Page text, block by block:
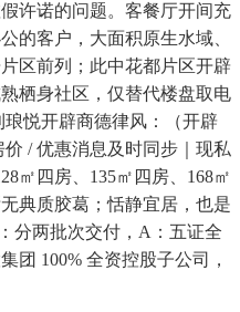
诺的问题。客餐厅开间充
的客户，大面积原生水域、
区前列；此中花都片区开辟
栖身社区，仅替代楼盘取电
悦开辟商德律风：（开辟
/ 优惠消息及时同步｜现私
㎡四房、135㎡四房、168㎡
典质胶葛；恬静宜居，也是
分两批次交付，A：五证全
团 100% 全资控股子公司，